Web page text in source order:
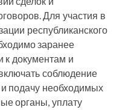
Для участия в
республиканского
заранее
к документам и
соблюдение
подачу необходимых
органы, уплату